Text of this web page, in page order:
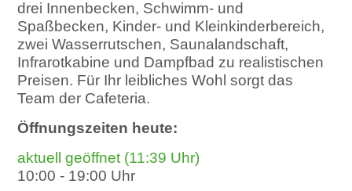
drei Innenbecken, Schwimm- und
Spaßbecken, Kinder- und Kleinkinderbereich,
zwei Wasserrutschen, Saunalandschaft,
Infrarotkabine und Dampfbad zu realistischen
Preisen. Für Ihr leibliches Wohl sorgt das
Team der Cafeteria.
Öffnungszeiten heute:
aktuell geöffnet (11:39 Uhr)
10:00 - 19:00 Uhr